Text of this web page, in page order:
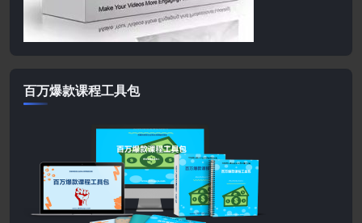
百万爆款课程工具包